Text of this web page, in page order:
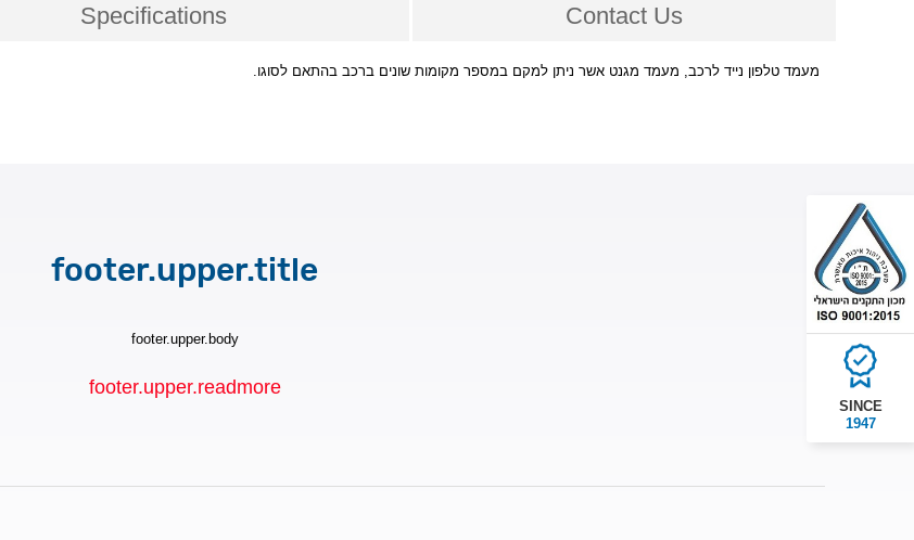
Specifications Contact Us
מעמד טלפון נייד לרכב, מעמד מגנט אשר ניתן למקם במספר מקומות שונים ברכב בהתאם לסוגו.
SINCE
1947
footer.upper.title
footer.upper.body
footer.upper.readmore